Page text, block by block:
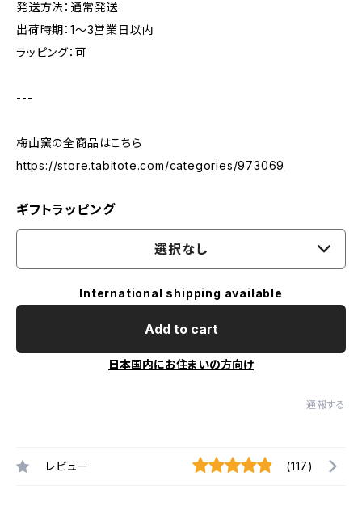
発送方法：通常発送
出荷時期：1〜3営業日以内
ラッピング：可
---
梅山窯の全商品はこちら
https://store.tabitote.com/categories/973069
ギフトラッピング
選択なし
International shipping available
Add to cart
日本国内にお住まいの方向け
通報する
レビュー (117)